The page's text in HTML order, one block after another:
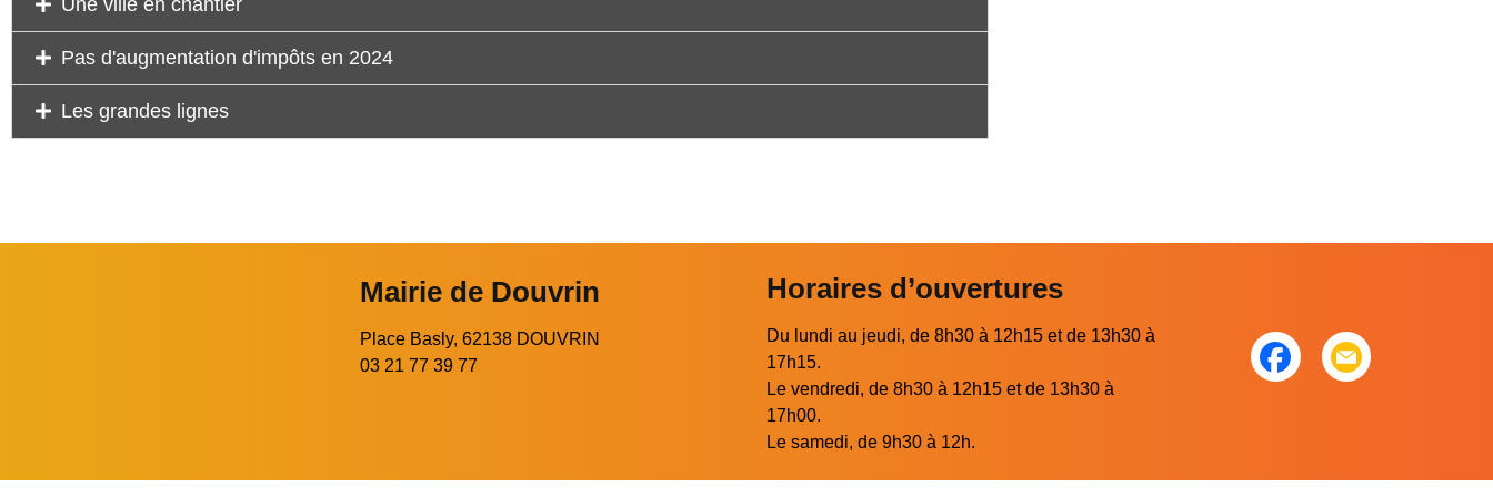
Une ville en chantier
Pas d'augmentation d'impôts en 2024
Les grandes lignes
Mairie de Douvrin
Place Basly, 62138 DOUVRIN
03 21 77 39 77
Horaires d’ouvertures
Du lundi au jeudi, de 8h30 à 12h15 et de 13h30 à
17h15.
Le vendredi, de 8h30 à 12h15 et de 13h30 à
17h00.
Le samedi, de 9h30 à 12h.